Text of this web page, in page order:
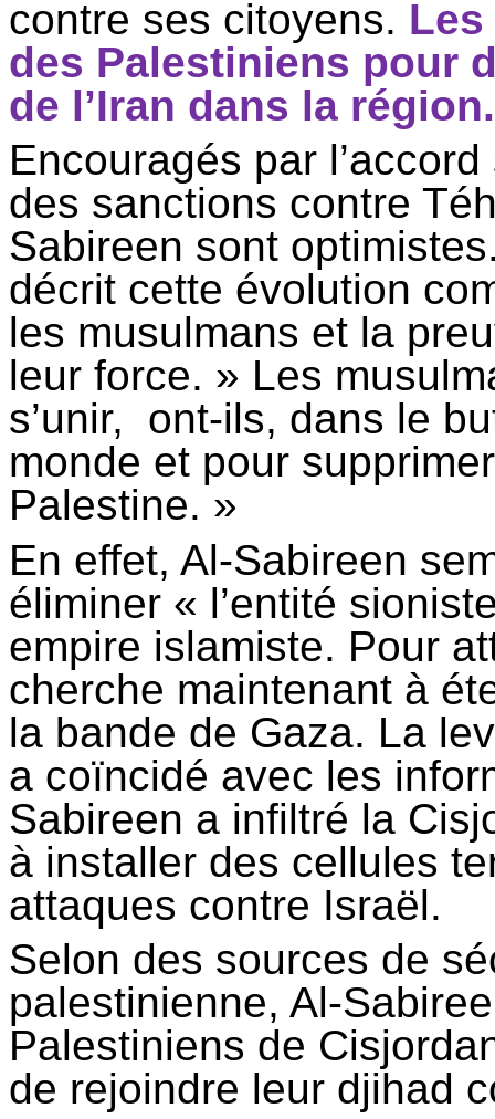
contre ses citoyens.
des Palestiniens pour
de l’Iran dans la région.
Encouragés par
des sanctions contre
Sabireen sont
décrit cette évolution
les musulmans et la
leur force. » Les
s’unir, ont-ils, dans le
monde et pour
Palestine. »
En effet, Al-Sabireen
éliminer « l’entité
empire islamiste. Pour
cherche maintenant à
la bande de Gaza. La
a coïncidé avec les
Sabireen a infiltré la
à installer des cellules
attaques contre Israël.
Selon des sources de
palestinienne, Al-
Palestiniens de
de rejoindre leur djihad